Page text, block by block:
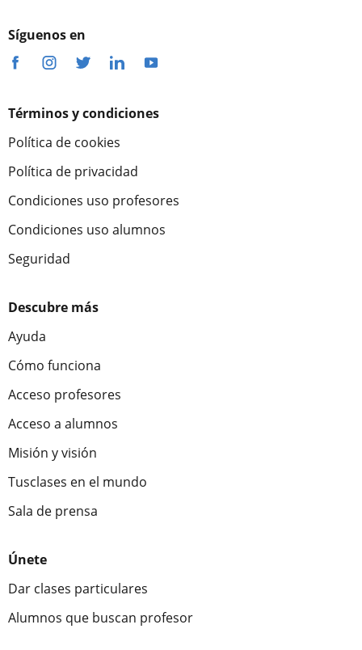
Síguenos en
Términos y condiciones
Política de cookies
Política de privacidad
Condiciones uso profesores
Condiciones uso alumnos
Seguridad
Descubre más
Ayuda
Cómo funciona
Acceso profesores
Acceso a alumnos
Misión y visión
Tusclases en el mundo
Sala de prensa
Únete
Dar clases particulares
Alumnos que buscan profesor